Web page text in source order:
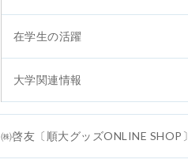
在学生の活躍
大学関連情報
㈱啓友〔順大グッズONLINE SHOP〕